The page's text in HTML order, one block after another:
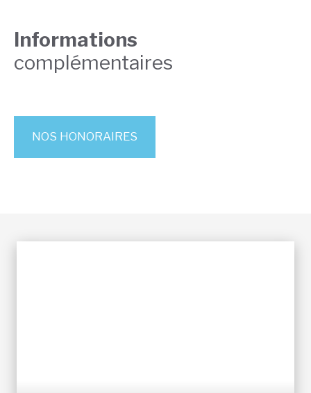
Informations
complémentaires
NOS HONORAIRES